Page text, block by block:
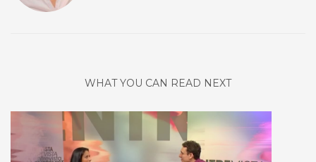
WHAT YOU CAN READ NEXT